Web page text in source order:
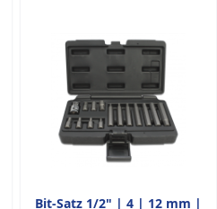
Bit-Satz 1/2" | 4 | 12 mm |